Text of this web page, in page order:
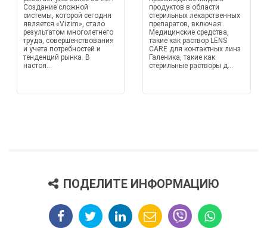
Создание сложной
системы, которой сегодня
является «Vizim», стало
результатом многолетнего
труда, совершенствования
и учета потребностей и
тенденций рынка. В
настоя...
продуктов в области
стерильных лекарственных
препаратов, включая:
Медицинские средства,
такие как раствор LENS
CARE для контактных линз
Галеника, такие как
стерильные растворы д...
ПОДЕЛИТЕ ИНФОРМАЦИЮ